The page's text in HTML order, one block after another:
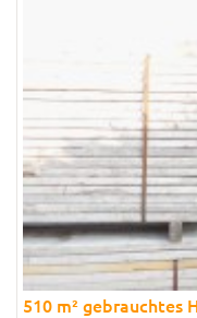
510 m² gebrauchtes